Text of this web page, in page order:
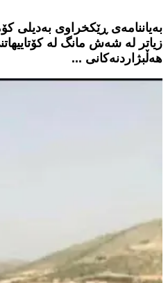
بەیاننامەی ڕێکخراوی بەدیلی
زیاتر لە شەش مانگ لە
هەڵبژاردنەکانی ...